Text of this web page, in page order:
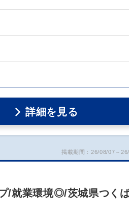
詳細を見る
掲載期間：26/08/07～
/就業環境◎/茨城県つく